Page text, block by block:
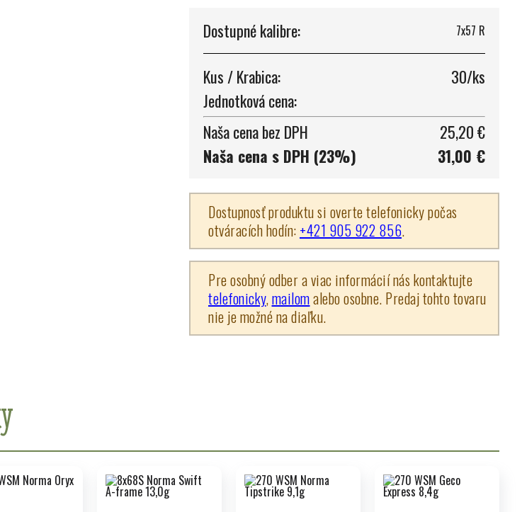
Dostupné kalibre: 7x57 R
Kus / Krabica:
30/ks
Jednotková cena:
Naša cena bez DPH
25,20 €
Naša cena s DPH (23%)
31,00 €
Dostupnosť produktu si overte telefonicky počas
otváracích hodín: +421 905 922 856.
Pre osobný odber a viac informácií nás kontaktujte
telefonicky,mailomalebo osobne. Predaj tohto tovaru
nie je možné na diaľku.